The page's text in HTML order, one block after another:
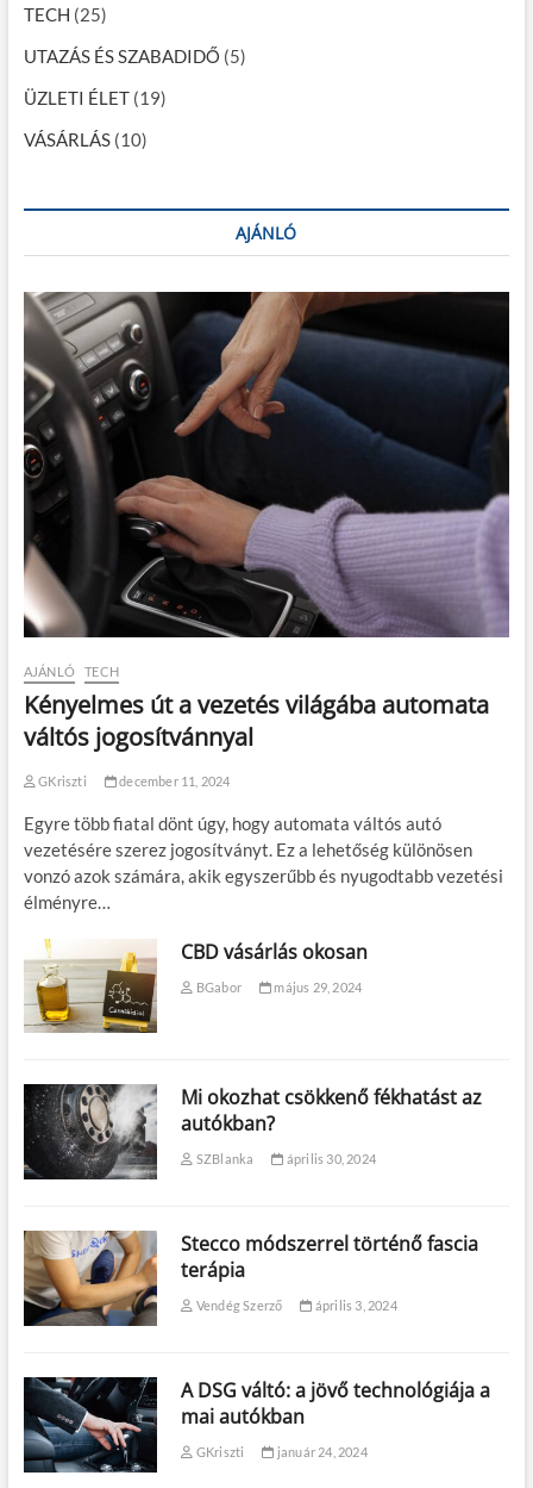
TECH (25)
UTAZÁS ÉS SZABADIDŐ (5)
ÜZLETI ÉLET(19)
VÁSÁRLÁS(10)
AJÁNLÓ
AJÁNLÓ TECH
Kényelmes út a vezetés világába automata
váltós jogosítvánnyal
GKriszti december 11, 2024
Egyre több fiatal dönt úgy, hogy automata váltós autó
vezetésére szerez jogosítványt. Ez a lehetőség különösen
vonzó azok számára, akik egyszerűbb és nyugodtabb vezetési
élményre…
CBD vásárlás okosan
BGabor május 29, 2024
Mi okozhat csökkenő fékhatást az
autókban?
SZBlanka április 30, 2024
Stecco módszerrel történő fascia
terápia
Vendég Szerző április 3, 2024
A DSG váltó: a jövő technológiája a
mai autókban
GKriszti január 24, 2024